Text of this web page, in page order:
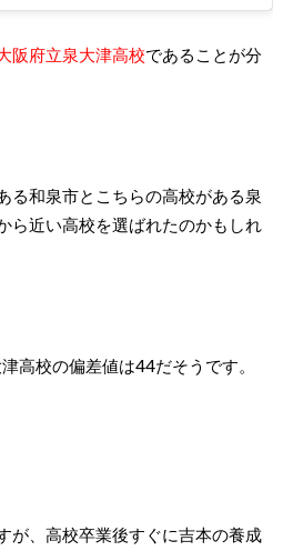
阪府立泉大津高校であることが分
る和泉市とこちらの高校がある泉
ら近い高校を選ばれたのかもしれ
高校の偏差値は44だそうです。
が、高校卒業後すぐに吉本の養成